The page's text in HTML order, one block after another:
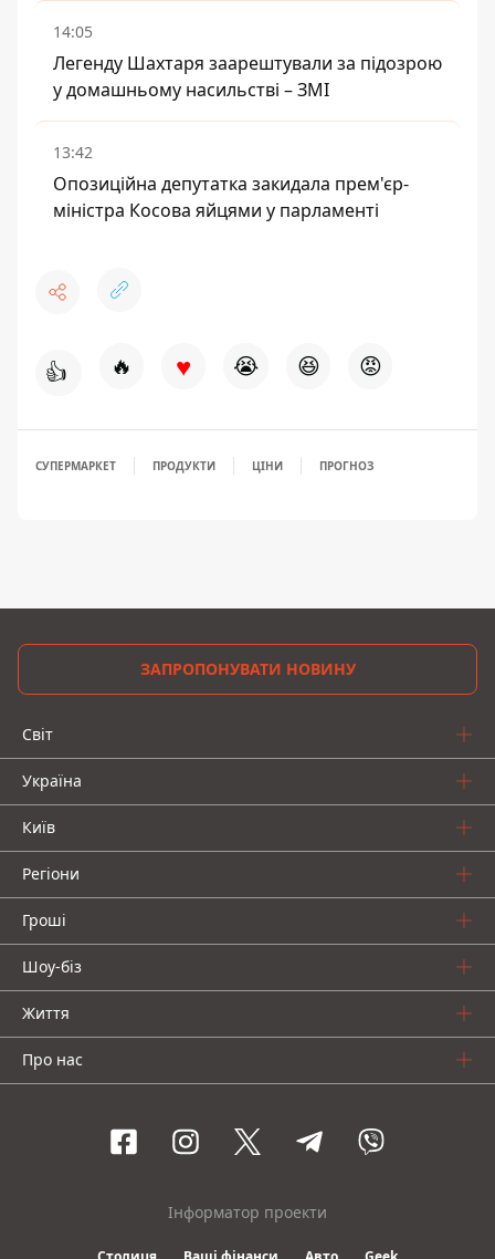
14:05
Легенду Шахтаря заарештували за підозрою
у домашньому насильстві – ЗМІ
13:42
Опозиційна депутатка закидала прем'єр-
міністра Косова яйцями у парламенті
👍 🔥 ♥ 😭 😆 😡
СУПЕРМАРКЕТ ПРОДУКТИ ЦІНИ ПРОГНОЗ
ЗАПРОПОНУВАТИ НОВИНУ
Світ
Україна
Київ
Регіони
Гроші
Шоу-біз
Життя
Про нас
Інформатор проекти